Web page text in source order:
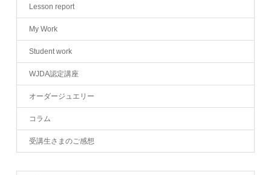
Lesson report
My Work
Student work
WJDA認定講座
オーダージュエリー
コラム
受講生さまのご感想